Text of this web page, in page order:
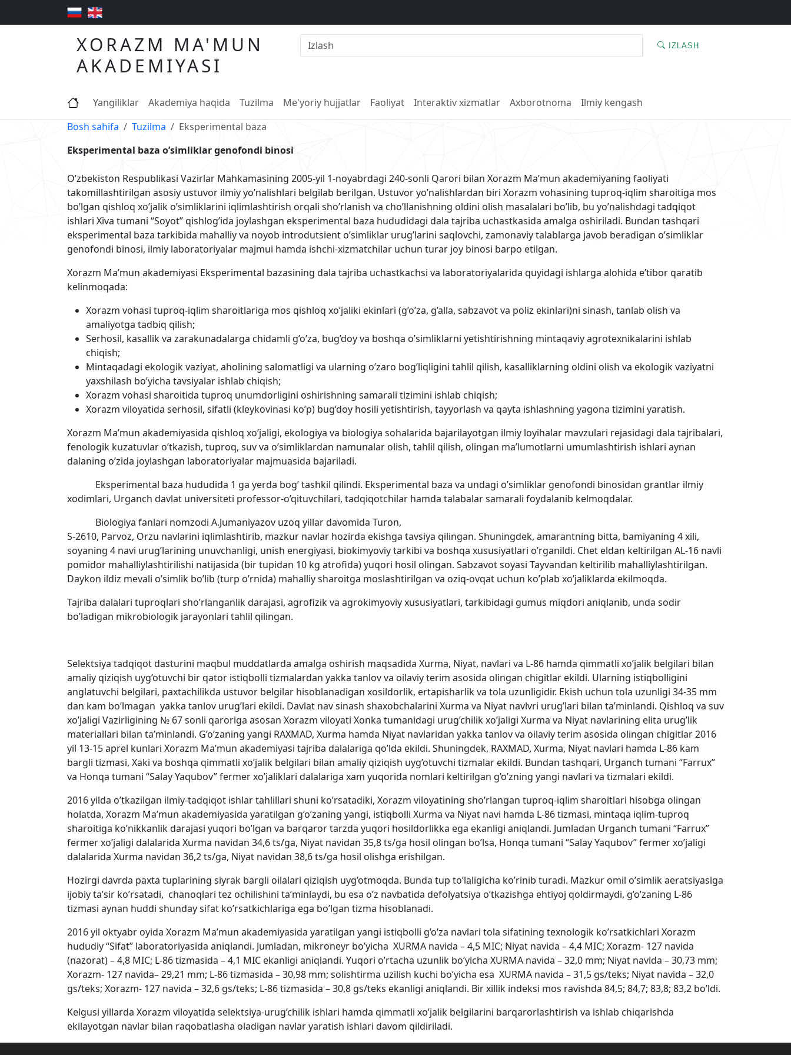
XORAZM MA'MUN
AKADEMIYASI
IZLASH
Yangiliklar Akademiya haqida Tuzilma Me'yoriy hujjatlar Faoliyat Interaktiv xizmatlar Axborotnoma
Ilmiy kengash
Bosh sahifa
Tuzilma
Eksperimental baza
Eksperimental baza o’simliklar genofondi binosi
O’zbekiston Respublikasi Vazirlar Mahkamasining 2005-yil 1-noyabrdagi 240-sonli Qarori bilan Xorazm Ma’mun akademiyaning faoliyati
takomillashtirilgan asosiy ustuvor ilmiy yo’nalishlari belgilab berilgan. Ustuvor yo’nalishlardan biri Xorazm vohasining tuproq-iqlim sharoitiga mos
bo’lgan qishloq xo’jalik o’simliklarini iqlimlashtirish orqali sho’rlanish va cho’llanishning oldini olish masalalari bo’lib, bu yo’nalishdagi tadqiqot
ishlari Xiva tumani “Soyot” qishlog’ida joylashgan eksperimental baza hududidagi dala tajriba uchastkasida amalga oshiriladi. Bundan tashqari
eksperimental baza tarkibida mahalliy va noyob introdutsient o’simliklar urug’larini saqlovchi, zamonaviy talablarga javob beradigan o’simliklar
genofondi binosi, ilmiy laboratoriyalar majmui hamda ishchi-xizmatchilar uchun turar joy binosi barpo etilgan.
Xorazm Ma’mun akademiyasi Eksperimental bazasining dala tajriba uchastkachsi va laboratoriyalarida quyidagi ishlarga alohida e’tibor qaratib
kelinmoqada:
Xorazm vohasi tuproq-iqlim sharoitlariga mos qishloq xo’jaliki ekinlari (g’o’za, g’alla, sabzavot va poliz ekinlari)ni sinash, tanlab olish va
amaliyotga tadbiq qilish;
Serhosil, kasallik va zarakunadalarga chidamli g’o’za, bug’doy va boshqa o’simliklarni yetishtirishning mintaqaviy agrotexnikalarini ishlab
chiqish;
Mintaqadagi ekologik vaziyat, aholining salomatligi va ularning o’zaro bog’liqligini tahlil qilish, kasalliklarning oldini olish va ekologik vaziyatni
yaxshilash bo’yicha tavsiyalar ishlab chiqish;
Xorazm vohasi sharoitida tuproq unumdorligini oshirishning samarali tizimini ishlab chiqish;
Xorazm viloyatida serhosil, sifatli (kleykovinasi ko’p) bug’doy hosili yetishtirish, tayyorlash va qayta ishlashning yagona tizimini yaratish.
Xorazm Ma’mun akademiyasida qishloq xo’jaligi, ekologiya va biologiya sohalarida bajarilayotgan ilmiy loyihalar mavzulari rejasidagi dala tajribalari,
fenologik kuzatuvlar o’tkazish, tuproq, suv va o’simliklardan namunalar olish, tahlil qilish, olingan ma’lumotlarni umumlashtirish ishlari aynan
dalaning o’zida joylashgan laboratoriyalar majmuasida bajariladi.
Eksperimental baza hududida 1 ga yerda bog’ tashkil qilindi. Eksperimental baza va undagi o’simliklar genofondi binosidan grantlar ilmiy
xodimlari, Urganch davlat universiteti professor-o’qituvchilari, tadqiqotchilar hamda talabalar samarali foydalanib kelmoqdalar.
Biologiya fanlari nomzodi A.Jumaniyazov uzoq yillar davomida Turon,
S-2610, Parvoz, Orzu navlarini iqlimlashtirib, mazkur navlar hozirda ekishga tavsiya qilingan. Shuningdek, amarantning bitta, bamiyaning 4 xili,
soyaning 4 navi urug’larining unuvchanligi, unish energiyasi, biokimyoviy tarkibi va boshqa xususiyatlari o’rganildi. Chet eldan keltirilgan AL-16 navli
pomidor mahalliylashtirilishi natijasida (bir tupidan 10 kg atrofida) yuqori hosil olingan. Sabzavot soyasi Tayvandan keltirilib mahalliylashtirilgan.
Daykon ildiz mevali o’simlik bo’lib (turp o’rnida) mahalliy sharoitga moslashtirilgan va oziq-ovqat uchun ko’plab xo’jaliklarda ekilmoqda.
Tajriba dalalari tuproqlari sho’rlanganlik darajasi, agrofizik va agrokimyoviy xususiyatlari, tarkibidagi gumus miqdori aniqlanib, unda sodir
bo’ladigan mikrobiologik jarayonlari tahlil qilingan.
Selektsiya tadqiqot dasturini maqbul muddatlarda amalga oshirish maqsadida Xurma, Niyat, navlari va L-86 hamda qimmatli xo’jalik belgilari bilan
amaliy qiziqish uyg’otuvchi bir qator istiqbolli tizmalardan yakka tanlov va oilaviy terim asosida olingan chigitlar ekildi. Ularning istiqbolligini
anglatuvchi belgilari, paxtachilikda ustuvor belgilar hisoblanadigan xosildorlik, ertapisharlik va tola uzunligidir. Ekish uchun tola uzunligi 34-35 mm
dan kam bo’lmagan yakka tanlov urug’lari ekildi. Davlat nav sinash shaxobchalarini Xurma va Niyat navlvri urug’lari bilan ta’minlandi. Qishloq va suv
xo’jaligi Vazirligining № 67 sonli qaroriga asosan Xorazm viloyati Xonka tumanidagi urug’chilik xo’jaligi Xurma va Niyat navlarining elita urug’lik
materiallari bilan ta’minlandi. G’o’zaning yangi RAXMAD, Xurma hamda Niyat navlaridan yakka tanlov va oilaviy terim asosida olingan chigitlar 2016
yil 13-15 aprel kunlari Xorazm Ma’mun akademiyasi tajriba dalalariga qo’lda ekildi. Shuningdek, RAXMAD, Xurma, Niyat navlari hamda L-86 kam
bargli tizmasi, Xaki va boshqa qimmatli xo’jalik belgilari bilan amaliy qiziqish uyg’otuvchi tizmalar ekildi. Bundan tashqari, Urganch tumani “Farrux”
va Honqa tumani “Salay Yaqubov” fermer xo’jaliklari dalalariga xam yuqorida nomlari keltirilgan g’o’zning yangi navlari va tizmalari ekildi.
2016 yilda o’tkazilgan ilmiy-tadqiqot ishlar tahlillari shuni ko’rsatadiki, Xorazm viloyatining sho’rlangan tuproq-iqlim sharoitlari hisobga olingan
holatda, Xorazm Ma’mun akademiyasida yaratilgan g’o’zaning yangi, istiqbolli Xurma va Niyat navi hamda L-86 tizmasi, mintaqa iqlim-tuproq
sharoitiga ko’nikkanlik darajasi yuqori bo’lgan va barqaror tarzda yuqori hosildorlikka ega ekanligi aniqlandi. Jumladan Urganch tumani “Farrux”
fermer xo’jaligi dalalarida Xurma navidan 34,6 ts/ga, Niyat navidan 35,8 ts/ga hosil olingan bo’lsa, Honqa tumani “Salay Yaqubov” fermer xo’jaligi
dalalarida Xurma navidan 36,2 ts/ga, Niyat navidan 38,6 ts/ga hosil olishga erishilgan.
Hozirgi davrda paxta tuplarining siyrak bargli oilalari qiziqish uyg’otmoqda. Bunda tup to’laligicha ko’rinib turadi. Mazkur omil o’simlik aeratsiyasiga
ijobiy ta’sir ko’rsatadi, chanoqlari tez ochilishini ta’minlaydi, bu esa o’z navbatida defolyatsiya o’tkazishga ehtiyoj qoldirmaydi, g’o’zaning L-86
tizmasi aynan huddi shunday sifat ko’rsatkichlariga ega bo’lgan tizma hisoblanadi.
2016 yil oktyabr oyida Xorazm Ma’mun akademiyasida yaratilgan yangi istiqbolli g’o’za navlari tola sifatining texnologik ko’rsatkichlari Xorazm
hududiy “Sifat” laboratoriyasida aniqlandi. Jumladan, mikroneyr bo’yicha XURMA navida – 4,5 MIC; Niyat navida – 4,4 MIC; Xorazm- 127 navida
(nazorat) – 4,8 MIC; L-86 tizmasida – 4,1 MIC ekanligi aniqlandi. Yuqori o’rtacha uzunlik bo’yicha XURMA navida – 32,0 mm; Niyat navida – 30,73 mm;
Xorazm- 127 navida– 29,21 mm; L-86 tizmasida – 30,98 mm; solishtirma uzilish kuchi bo’yicha esa XURMA navida – 31,5 gs/teks; Niyat navida – 32,0
gs/teks; Xorazm- 127 navida – 32,6 gs/teks; L-86 tizmasida – 30,8 gs/teks ekanligi aniqlandi. Bir xillik indeksi mos ravishda 84,5; 84,7; 83,8; 83,2 bo’ldi.
Kelgusi yillarda Xorazm viloyatida selektsiya-urug’chilik ishlari hamda qimmatli xo’jalik belgilarini barqarorlashtirish va ishlab chiqarishda
ekilayotgan navlar bilan raqobatlasha oladigan navlar yaratish ishlari davom qildiriladi.